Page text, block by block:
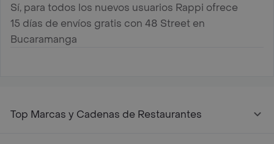
Sí, para todos los nuevos usuarios Rappi ofrece
15 días de envíos gratis con 48 Street en
Bucaramanga
Top Marcas y Cadenas de Restaurantes